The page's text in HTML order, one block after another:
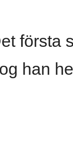
första
han